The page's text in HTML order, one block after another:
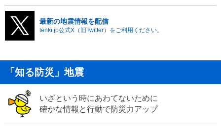
最新の地震情報を配信
tenki.jp公式X（旧Twitter）をご利用ください。
「知る防災」地震
いざという時にあわてないために
確かな情報と行動で防災力アップ